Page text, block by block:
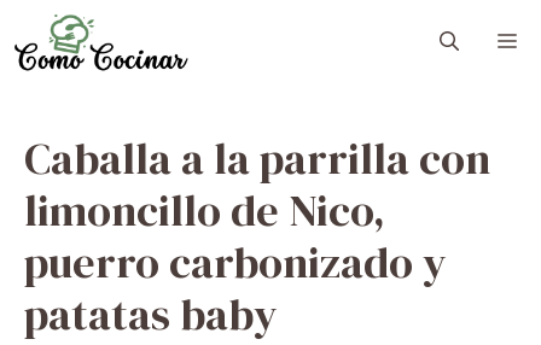
to
content
Caballa a la parrilla con
limoncillo de Nico,
puerro carbonizado y
patatas baby